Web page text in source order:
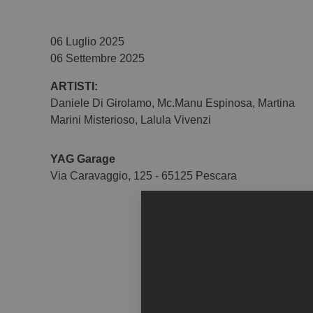
06 Luglio 2025
06 Settembre 2025
ARTISTI:
Daniele Di Girolamo, Mc.Manu Espinosa, Martina
Marini Misterioso, Lalula Vivenzi
YAG Garage
Via Caravaggio, 125 - 65125 Pescara